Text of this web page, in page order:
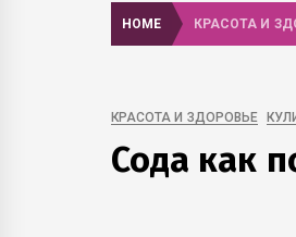
HOME КРАСОТА И
КРАСОТА И ЗДОРОВЬЕ
Сода как